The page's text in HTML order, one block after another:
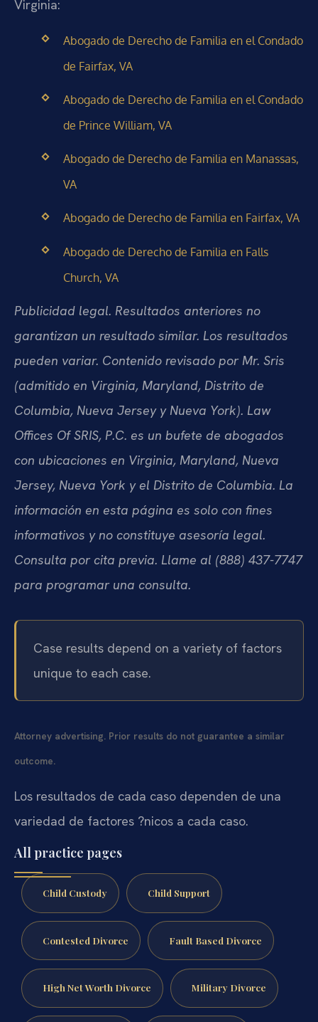
Virginia:
Abogado de Derecho de Familia en el Condado
de Fairfax, VA
Abogado de Derecho de Familia en el Condado
de Prince William, VA
Abogado de Derecho de Familia en Manassas,
VA
Abogado de Derecho de Familia en Fairfax, VA
Abogado de Derecho de Familia en Falls
Church, VA
Publicidad legal. Resultados anteriores no
garantizan un resultado similar. Los resultados
pueden variar. Contenido revisado por Mr. Sris
(admitido en Virginia, Maryland, Distrito de
Columbia, Nueva Jersey y Nueva York). Law
Offices Of SRIS, P.C. es un bufete de abogados
con ubicaciones en Virginia, Maryland, Nueva
Jersey, Nueva York y el Distrito de Columbia. La
información en esta página es solo con fines
informativos y no constituye asesoría legal.
Consulta por cita previa. Llame al (888) 437-7747
para programar una consulta.
Case results depend on a variety of factors
unique to each case.
Attorney advertising. Prior results do not guarantee a similar
outcome.
Los resultados de cada caso dependen de una
variedad de factores ?nicos a cada caso.
All practice pages
Child Custody Child Support
Contested Divorce Fault Based Divorce
High Net Worth Divorce Military Divorce